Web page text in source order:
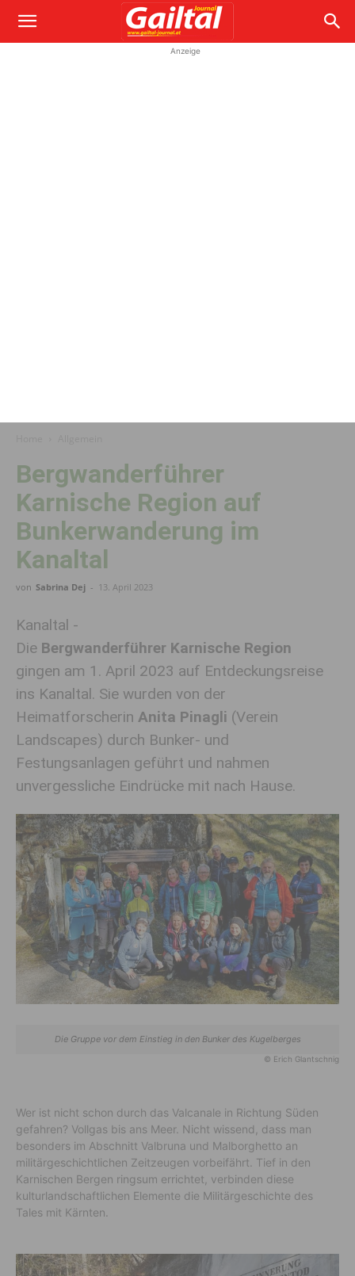
Anzeige
Bergwanderführer
Karnische Region auf
Bunkerwanderung im
Kanaltal
von Sabrina Dej - 13. April 2023
Kanaltal -
Die Bergwanderführer Karnische Region
gingen am 1. April 2023 auf Entdeckungsreise
ins Kanaltal. Sie wurden von der
Heimatforscherin Anita Pinagli (Verein
Landscapes) durch Bunker- und
Festungsanlagen geführt und nahmen
unvergessliche Eindrücke mit nach Hause.
Die Gruppe vor dem Einstieg in den Bunker des Kugelberges
© Erich Glantschnig
Wer ist nicht schon durch das Valcanale in Richtung Süden
gefahren? Vollgas bis ans Meer. Nicht wissend, dass man
besonders im Abschnitt Valbruna und Malborghetto an
militärgeschichtlichen Zeitzeugen vorbeifährt. Tief in den
Karnischen Bergen ringsum errichtet, verbinden diese
kulturlandschaftlichen Elemente die Militärgeschichte des
Tales mit Kärnten.